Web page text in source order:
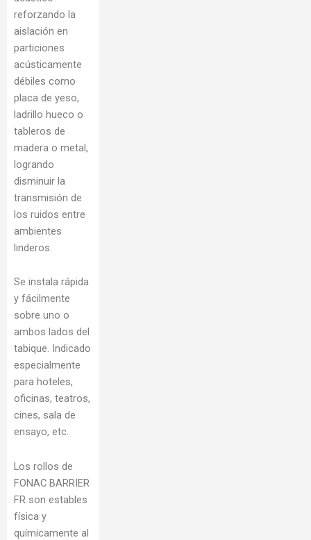
reforzando la
aislación en
particiones
acústicamente
débiles como
placa de yeso,
ladrillo hueco o
tableros de
madera o metal,
logrando
disminuir la
transmisión de
los ruidos entre
ambientes
linderos.
Se instala rápida
y fácilmente
sobre uno o
ambos lados del
tabique. Indicado
especialmente
para hoteles,
oficinas, teatros,
cines, sala de
ensayo, etc.
Los rollos de
FONAC BARRIER
FR son estables
física y
químicamente al